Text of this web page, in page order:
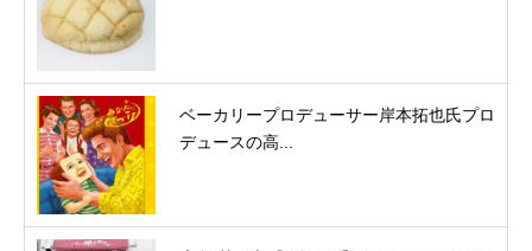
ベーカリープロデューサー岸本拓也氏プロ
デュースの高...